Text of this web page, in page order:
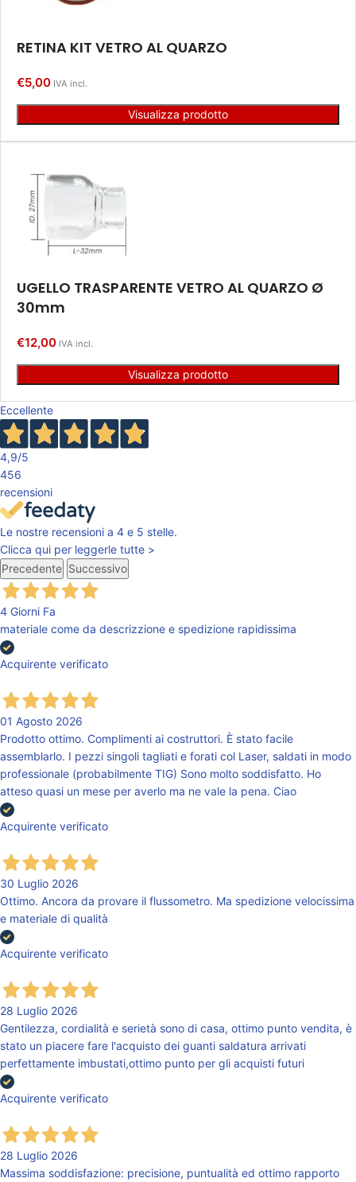
RETINA KIT VETRO AL QUARZO
€5,00 IVA incl.
Visualizza prodotto
UGELLO TRASPARENTE VETRO AL QUARZO Ø
30mm
€12,00 IVA incl.
Visualizza prodotto
Eccellente
4,9/5
456
recensioni
Le nostre recensioni a 4 e 5 stelle.
Clicca qui per leggerle tutte >
Precedente Successivo
4 Giorni Fa
materiale come da descrizzione e spedizione rapidissima
Acquirente verificato
01 Agosto 2026
Prodotto ottimo. Complimenti ai costruttori. È stato facile
assemblarlo. I pezzi singoli tagliati e forati col Laser, saldati in modo
professionale (probabilmente TIG) Sono molto soddisfatto. Ho
atteso quasi un mese per averlo ma ne vale la pena. Ciao
Acquirente verificato
30 Luglio 2026
Ottimo. Ancora da provare il flussometro. Ma spedizione velocissima
e materiale di qualità
Acquirente verificato
28 Luglio 2026
Gentilezza, cordialità e serietà sono di casa, ottimo punto vendita, è
stato un piacere fare l'acquisto dei guanti saldatura arrivati
perfettamente imbustati,ottimo punto per gli acquisti futuri
Acquirente verificato
28 Luglio 2026
Massima soddisfazione: precisione, puntualità ed ottimo rapporto